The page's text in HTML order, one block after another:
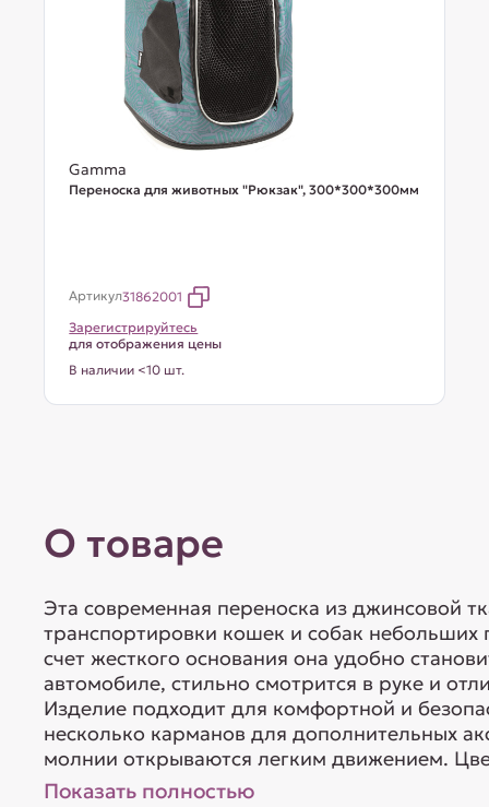
Gamma
Переноска для животных "Рюкзак", 300*300*300мм
Артикул31862001
Зарегистрируйтесь
для отображения цены
В наличии <10 шт.
О товаре
Эта современная переноска из джинсовой
транспортировки кошек и собак
счет жесткого основания она удобно
автомобиле, стильно смотрится в руке и
Изделие подходит для комфортной и
несколько карманов для дополнительных
молнии открываются легким движением.
Показать полностью